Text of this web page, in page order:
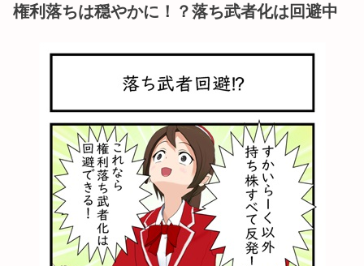
権利落ちは穏やかに！？落ち武者化は回避中